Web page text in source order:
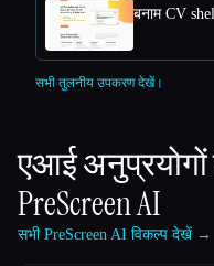
बनाम CV
सभी तुलनीय उपकरण देखें।
एआई अनुप्रयोगों
PreScreen AI
सभी PreScreen AI विकल्प देखें →